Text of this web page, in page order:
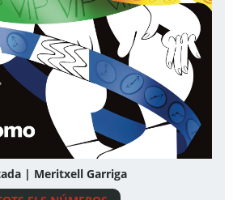
| Meritxell Garriga